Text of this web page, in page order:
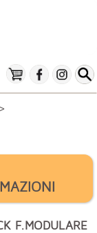
>
F.MODULARE